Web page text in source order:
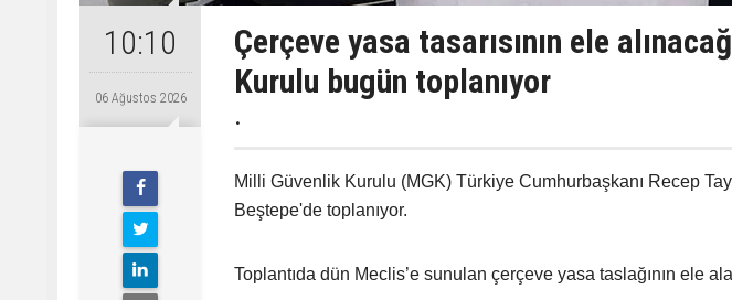
10:10
06 Ağustos 2026
Çerçeve yasa tasarısının ele
Kurulu bugün toplanıyor
.
Milli Güvenlik Kurulu (MGK) Türkiye Cumhurbaşkanı Recep
Beştepe'de toplanıyor.
Toplantıda dün Meclis’e sunulan çerçeve yasa taslağının ele